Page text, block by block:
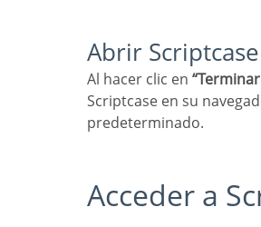
Abrir
Al hacer clic en
Scriptcase en su
predeterminado.
Acceder a